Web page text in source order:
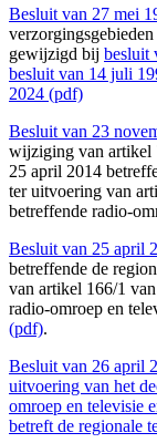
Besluit van 27 mei
gewijzigd bij besluit
besluit van 14 juli
2024 (pdf)
Besluit van 23
wijziging van artikel
25 april 2014
ter uitvoering van
betreffende radio-
Besluit van 25 april
betreffende de
van artikel 166/1
radio-omroep en
(pdf).
Besluit van 26 april
uitvoering van het
omroep en televisie
betreft de regionale